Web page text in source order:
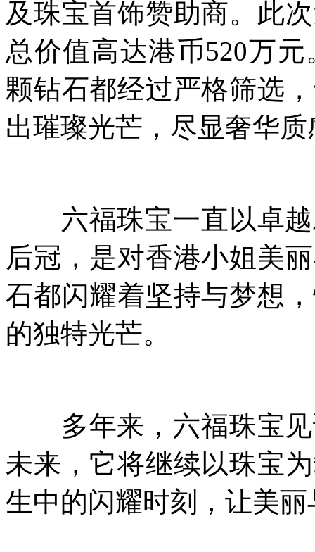
及珠宝首饰赞助商。此
总价值高达港币520万
颗钻石都经过严格筛选
出璀璨光芒，尽显奢华质
六福珠宝一直以卓越
后冠，是对香港小姐美
石都闪耀着坚持与梦想
的独特光芒。
多年来，六福珠宝见
未来，它将继续以珠宝
生中的闪耀时刻，让美